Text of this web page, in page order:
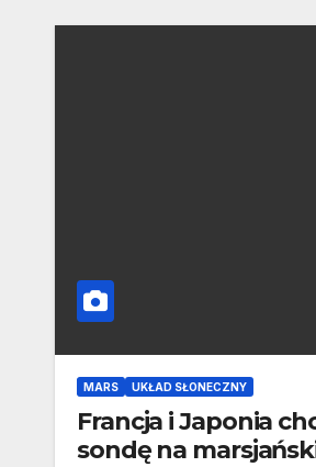
MARS UKŁAD SŁONECZNY
Francja i Japonia
sondę na